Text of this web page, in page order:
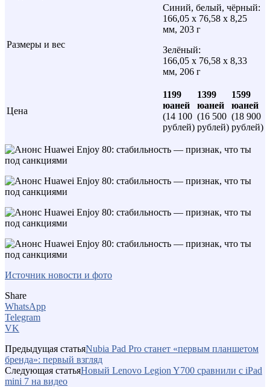
Размеры и вес
Синий, белый, чёрный:
166,05 х 76,58 х 8,25
мм, 203 г
Зелёный:
166,05 х 76,58 х 8,33
мм, 206 г
Цена
1199
юаней
(14 100
рублей)
1399
юаней
(16 500
рублей)
1599
юаней
(18 900
рублей)
Источник новости и фото
Share
WhatsApp
Telegram
VK
Предыдущая статьяNubia Pad Pro станет «первым планшетом
бренда»: первый взгляд
Следующая статьяНовый Lenovo Legion Y700 сравнили с iPad
mini 7 на видео